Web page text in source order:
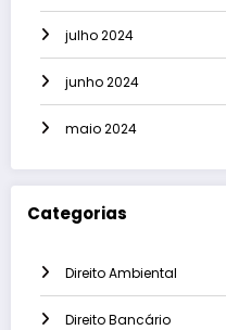
julho 2024
junho 2024
maio 2024
Categorias
Direito Ambiental
Direito Bancário